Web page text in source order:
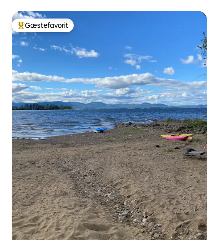
Bedste gæstefavorit
Gæstefavorit